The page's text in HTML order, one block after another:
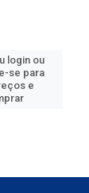
login ou
se para
e